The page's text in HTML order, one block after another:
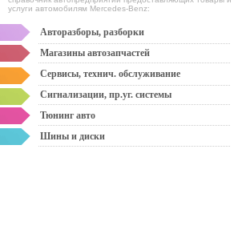
услуги автомобилям Mercedes-Benz:
Авторазборы, разборки
Магазины автозапчастей
Сервисы, технич. обслуживание
Сигнализации, пр.уг. системы
Тюнинг авто
Шины и диски